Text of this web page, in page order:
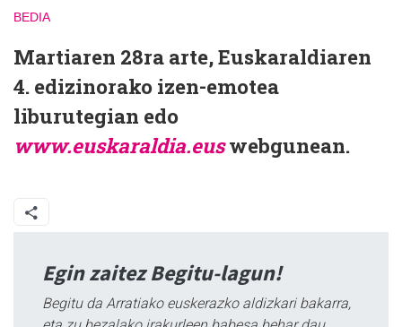
BEDIA
Martiaren 28ra arte, Euskaraldiaren
4. edizinorako izen-emotea
liburutegian edo
www.euskaraldia.euswebgunean.
Egin zaitez Begitu-lagun!
Begitu da Arratiako euskerazko aldizkari bakarra,